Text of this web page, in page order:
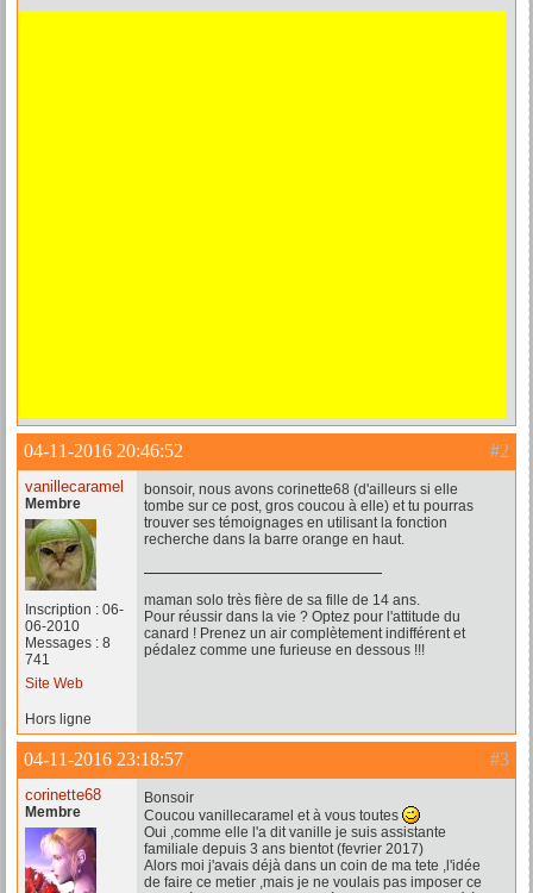
#2
04-11-2016 20:46:52
vanillecaramel
Membre
Inscription : 06-
06-2010
Messages : 8
741
Site Web
bonsoir, nous avons corinette68 (d'ailleurs si elle
tombe sur ce post, gros coucou à elle) et tu pourras
trouver ses témoignages en utilisant la fonction
recherche dans la barre orange en haut.
maman solo très fière de sa fille de 14 ans.
Pour réussir dans la vie ? Optez pour l'attitude du
canard ! Prenez un air complètement indifférent et
pédalez comme une furieuse en dessous !!!
Hors ligne
#3
04-11-2016 23:18:57
corinette68
Membre
Bonsoir
Coucou vanillecaramel et à vous toutes
Oui ,comme elle l'a dit vanille je suis assistante
familiale depuis 3 ans bientot (fevrier 2017)
Alors moi j'avais déjà dans un coin de ma tete ,l'idée
de faire ce metier ,mais je ne voulais pas imposer ce